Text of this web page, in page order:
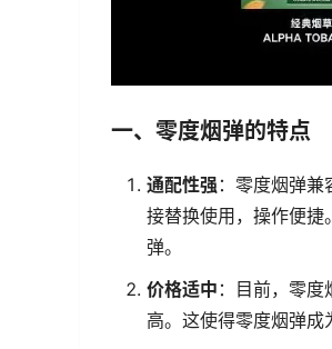
一、零度烟弹的特点
通配性强 ：零度烟弹
接替换使用，操作便捷
弹。
价格适中 ：目前，零
高。这使得零度烟弹成